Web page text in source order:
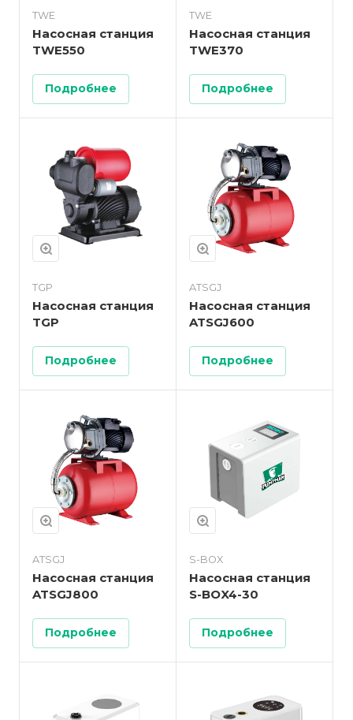
TWE
Насосная станция
TWE550
Подробнее
TWE
Насосная станция
TWE370
Подробнее
TGP
Насосная станция
TGP
Подробнее
ATSGJ
Насосная станция
ATSGJ600
Подробнее
ATSGJ
Насосная станция
ATSGJ800
Подробнее
S-BOX
Насосная станция
S-BOX4-30
Подробнее